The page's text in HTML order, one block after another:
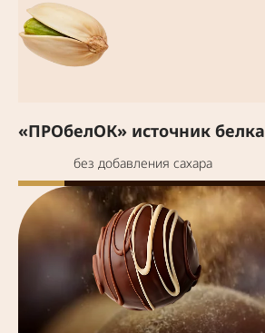
«ПРОбелОК» источник белка
без добавления сахара